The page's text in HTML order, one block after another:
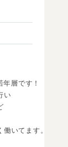
層です！
い
いてます。